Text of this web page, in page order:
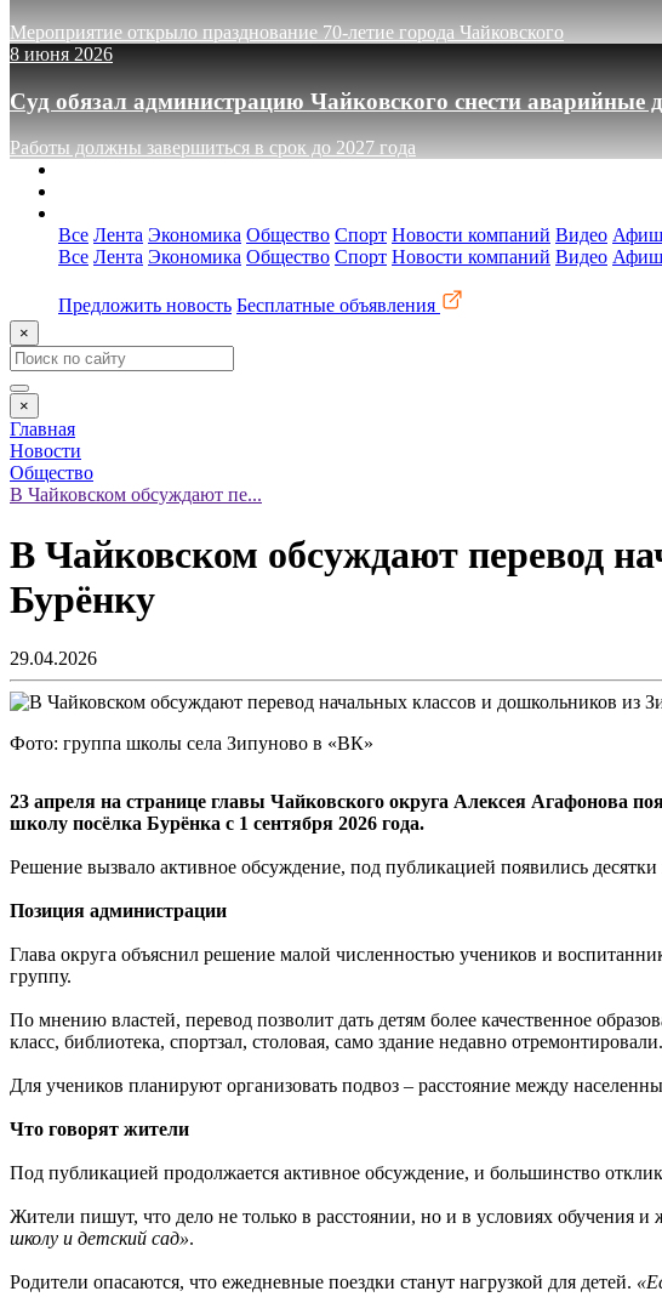
Мероприятие открыло празднование 70-летие города Чайковского
8 июня 2026
Суд обязал администрацию Чайковского снести аварийные
Работы должны завершиться в срок до 2027 года
Все Лента Экономика Общество Спорт Новости компаний Видео
Все Лента Экономика Общество Спорт Новости компаний Видео
Предложить новость Бесплатные объявления
×
×
Главная
Новости
Общество
В Чайковском обсуждают пе...
В Чайковском обсуждают перевод
Бурёнку
29.04.2026
Фото: группа школы села Зипуново в «ВК»
23 апреля на странице главы Чайковского округа Алексея Агафонова
школу посёлка Бурёнка с 1 сентября 2026 года.
Решение вызвало активное обсуждение, под публикацией появились
Позиция администрации
Глава округа объяснил решение малой численностью учеников и
группу.
По мнению властей, перевод позволит дать детям более качественное
класс, библиотека, спортзал, столовая, само здание недавно
Для учеников планируют организовать подвоз – расстояние между
Что говорят жители
Под публикацией продолжается активное обсуждение, и большинство
Жители пишут, что дело не только в расстоянии, но и в условиях обучения и
школу и детский сад».
Родители опасаются, что ежедневные поездки станут нагрузкой для детей.